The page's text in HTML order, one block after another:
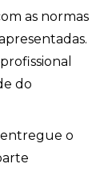
as normas
do
o